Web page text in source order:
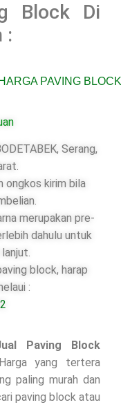
Block Di
:
Serang,
ongkos kirim bila
merupakan pre-
dahulu untuk
block, harap
:
Paving Block
yang tertera
paling murah dan
paving block atau